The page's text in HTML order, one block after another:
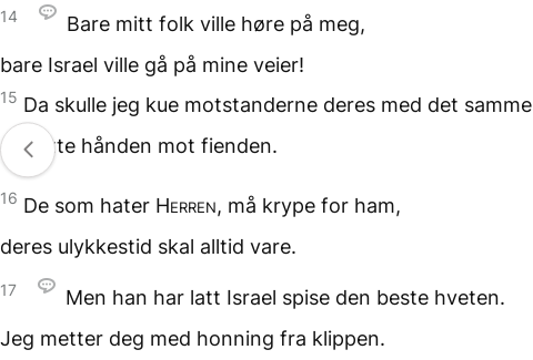
14 Bare mitt folk ville høre på meg,
bare Israel ville gå på mine veier!
15 Da skulle jeg kue motstanderne deres med det samme
og rette hånden mot fienden.
16 De som hater Herren, må krype for ham,
deres ulykkestid skal alltid vare.
17 Men han har latt Israel spise den beste hveten.
Jeg metter deg med honning fra klippen.